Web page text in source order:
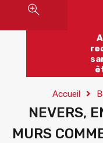
Accueil
NEVERS,
MURS